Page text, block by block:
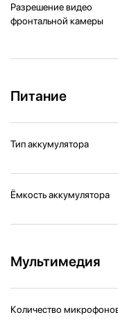
Разрешение видео
фронтальной камеры
Питание
Тип аккумулятора
Ёмкость аккумулятора
Мультимедия
Количество